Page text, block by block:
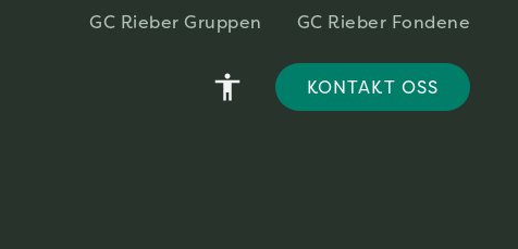
GC Rieber Gruppen GC Rieber Fondene
accessibility KONTAKT OSS